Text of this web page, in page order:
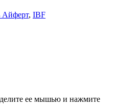
Айферт, IBF
ее мышью и нажмите